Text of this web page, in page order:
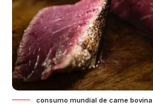
consumo mundial de carne bovina